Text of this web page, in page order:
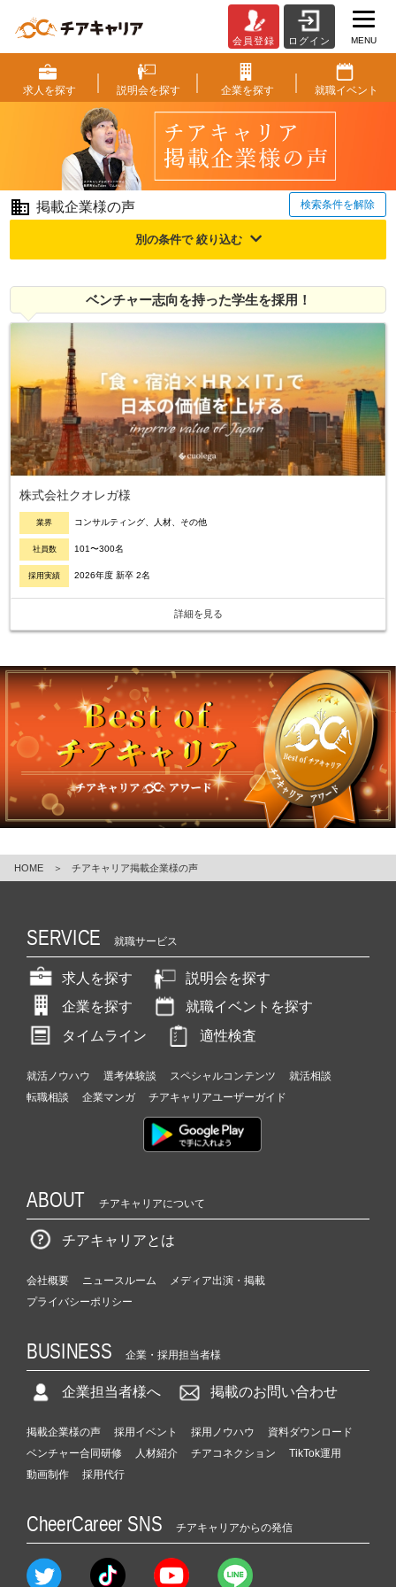
掲
載
企
声
ン
ー・
成
長
か
ら
ス
カ
ウ
ト
く
活
キ
ャ
リ
ア
（C
h
e
e
r
a
r
r）
会員登録 ログイン MENU
求人を探す 説明会を探す 企業を探す 就職イベント
掲載企業様の声 検索条件を解除
別の条件で 絞り込む
ベンチャー志向を持った学生を採用！
株式会社クオレガ様
業界 コンサルティング、人材、その他
社員数 101〜300名
採用実績 2026年度 新卒 2名
詳細を見る
HOME ＞ チアキャリア掲載企業様の声
SERVICE 就職サービス
求人を探す
説明会を探す
企業を探す
就職イベントを探す
タイムライン
適性検査
就活ノウハウ 選考体験談 スペシャルコンテンツ
就活相談
転職相談
企業マンガ チアキャリアユーザーガイド
ABOUT チアキャリアについて
チアキャリアとは
会社概要 ニュースルーム
メディア出演・掲載
プライバシーポリシー
BUSINESS 企業・採用担当者様
企業担当者様へ 掲載のお問い合わせ
掲載企業様の声 採用イベント 採用ノウハウ
資料ダウンロード
ベンチャー合同研修
人材紹介 チアコネクション
TikTok運用
動画制作
採用代行
CheerCareer SNS チアキャリアからの発信